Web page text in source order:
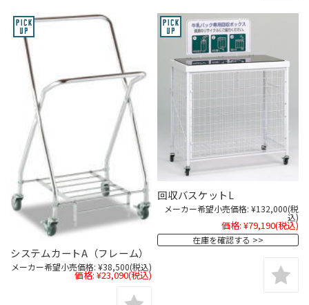
システムカートA（フレーム）
メーカー希望小売価格: ¥38,500(税込)
価格: ¥23,090(税込)
回収バスケットL
メーカー希望小売価格: ¥132,000(税
込)
価格: ¥79,190(税込)
在庫を確認する